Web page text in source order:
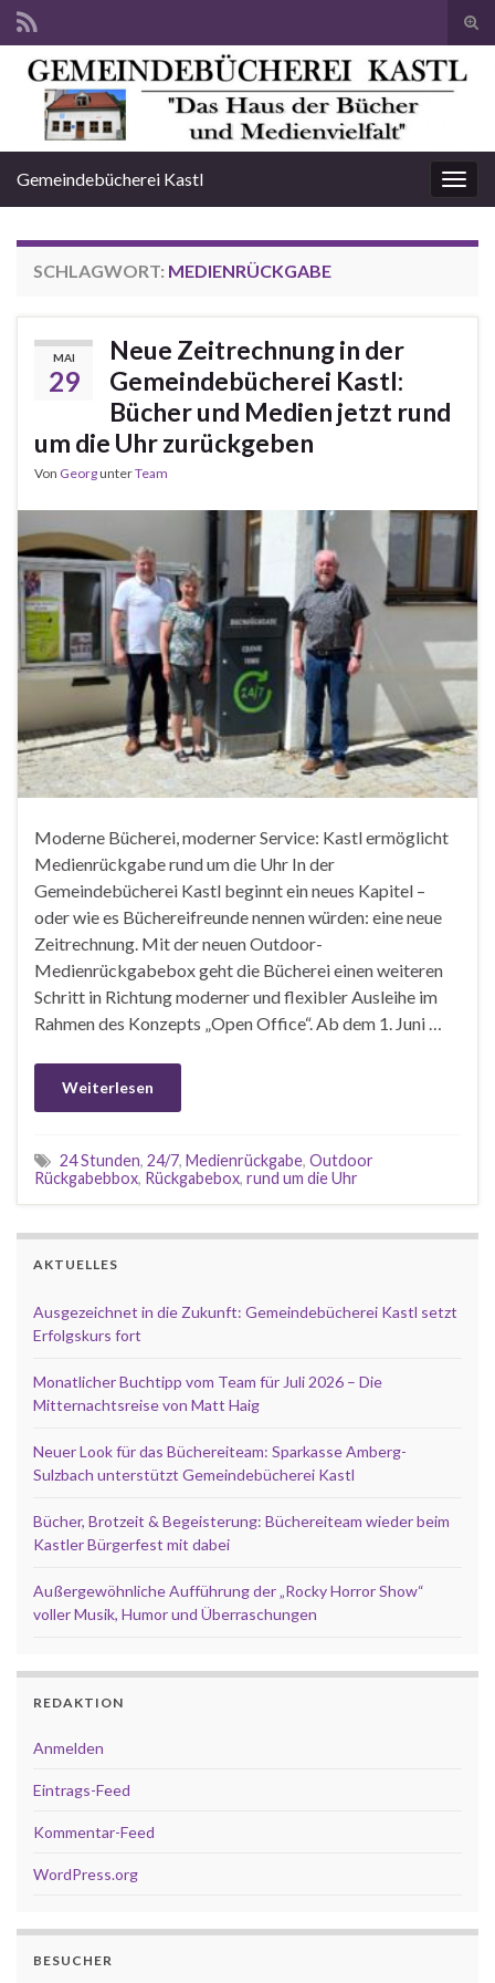
Search for:
Gemeindebücherei Kastl
SCHLAGWORT: MEDIENRÜCKGABE
MAI
29
Neue Zeitrechnung in der
Gemeindebücherei Kastl:
Bücher und Medien jetzt rund
um die Uhr zurückgeben
Von GeorgunterTeam
Moderne Bücherei, moderner Service: Kastl ermöglicht
Medienrückgabe rund um die Uhr In der
Gemeindebücherei Kastl beginnt ein neues Kapitel –
oder wie es Büchereifreunde nennen würden: eine neue
Zeitrechnung. Mit der neuen Outdoor-
Medienrückgabebox geht die Bücherei einen weiteren
Schritt in Richtung moderner und flexibler Ausleihe im
Rahmen des Konzepts „Open Office“. Ab dem 1. Juni …
Weiterlesen
24 Stunden, 24/7, Medienrückgabe, Outdoor
Rückgabebbox, Rückgabebox, rund um die Uhr
AKTUELLES
Ausgezeichnet in die Zukunft: Gemeindebücherei Kastl setzt
Erfolgskurs fort
Monatlicher Buchtipp vom Team für Juli 2026 – Die
Mitternachtsreise von Matt Haig
Neuer Look für das Büchereiteam: Sparkasse Amberg-
Sulzbach unterstützt Gemeindebücherei Kastl
Bücher, Brotzeit & Begeisterung: Büchereiteam wieder beim
Kastler Bürgerfest mit dabei
Außergewöhnliche Aufführung der „Rocky Horror Show“
voller Musik, Humor und Überraschungen
REDAKTION
Anmelden
Eintrags-Feed
Kommentar-Feed
WordPress.org
BESUCHER